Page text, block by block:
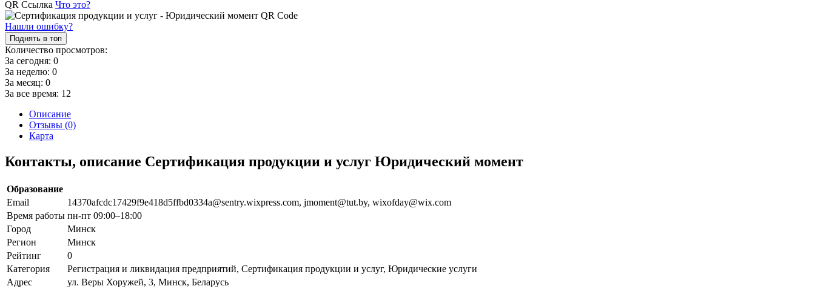
QR Ссылка Что это?
Нашли ошибку?
Поднять в топ
Количество просмотров:
За сегодня: 0
За неделю: 0
За месяц: 0
За все время: 12
Описание
Отзывы (0)
Карта
Контакты, описание Сертификация продукции и услуг Юридический момент
Образование
Email
14370afcdc17429f9e418d5ffbd0334a@sentry.wixpress.com, jmoment@tut.by, wixofday@wix.com
Время работы пн-пт 09:00–18:00
Город
Минск
Регион
Минск
Рейтинг
0
Категория
Регистрация и ликвидация предприятий, Сертификация продукции и услуг, Юридические услуги
Адрес
ул. Веры Хоружей, 3, Минск, Беларусь